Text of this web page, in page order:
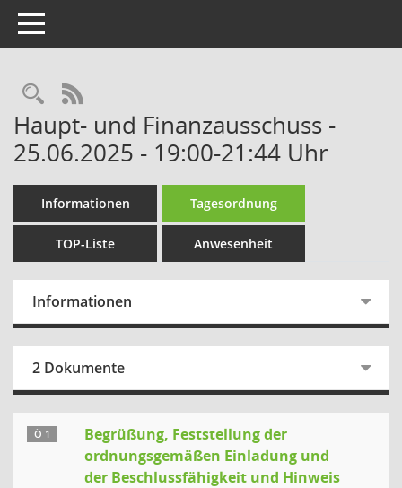
Toggle navigation
Rechercheauswahl
RSS-Feed
Haupt- und Finanzausschuss -
25.06.2025 - 19:00-21:44 Uhr
Informationen Tagesordnung
TOP-Liste Anwesenheit
Informationen
2 Dokumente
Ö 1
Begrüßung, Feststellung der
ordnungsgemäßen Einladung und
der Beschlussfähigkeit und Hinweis